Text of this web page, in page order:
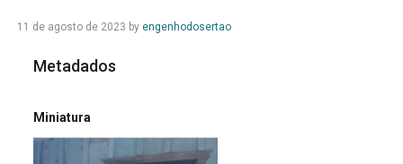
11 de agosto de 2023 by engenhodosertao
Metadados
Miniatura